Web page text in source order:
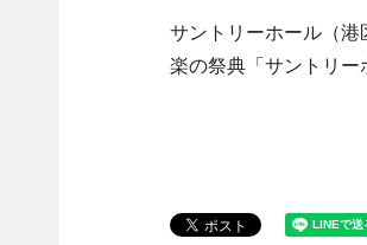
サントリーホール（
楽の祭典「サントリー